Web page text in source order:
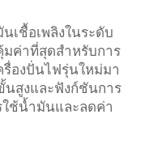
เชื้อเพลิงในระดับ
มค่าที่สุดสำหรับการ
องปั่นไฟรุ่นใหม่มา
นสูงและฟังก์ชันการ
ใช้น้ำมันและลดค่า